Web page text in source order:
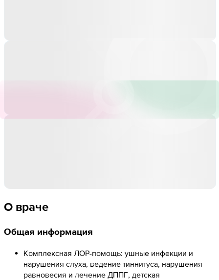
О враче
Общая информация
Комплексная ЛОР-помощь: ушные инфекции и
нарушения слуха, ведение тиннитуса, нарушения
равновесия и лечение ДППГ, детская